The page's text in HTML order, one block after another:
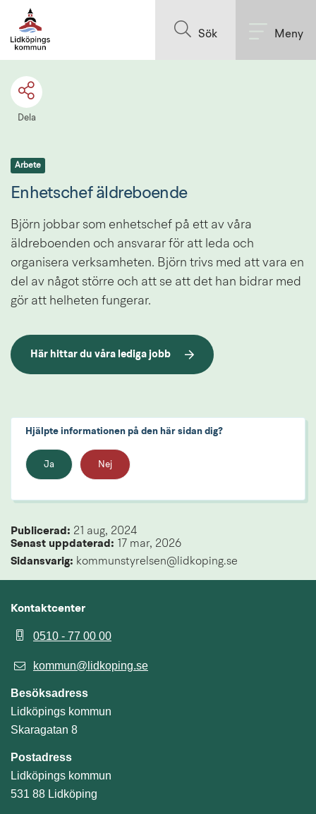
Sök Meny
Dela
Arbete
Enhetschef äldreboende
Björn jobbar som enhetschef på ett av våra
äldreboenden och ansvarar för att leda och
organisera verksamheten. Björn trivs med att vara en
del av något större och att se att det han bidrar med
gör att helheten fungerar.
Här hittar du våra lediga jobb
Hjälpte informationen på den här sidan dig?
Ja Nej
Publicerad: 21 aug, 2024
Senast uppdaterad:
17 mar, 2026
Sidansvarig: kommunstyrelsen@lidkoping.se
Kontaktcenter
0510 - 77 00 00
kommun@lidkoping.se
Besöksadress
Lidköpings kommun
Skaragatan 8
Postadress
Lidköpings kommun
531 88 Lidköping